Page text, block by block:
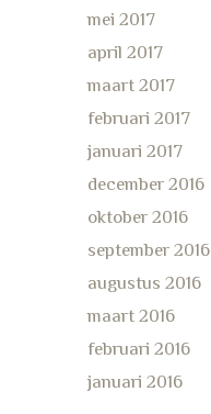
mei 2017
april 2017
maart 2017
februari 2017
januari 2017
december 2016
oktober 2016
september 2016
augustus 2016
maart 2016
februari 2016
januari 2016